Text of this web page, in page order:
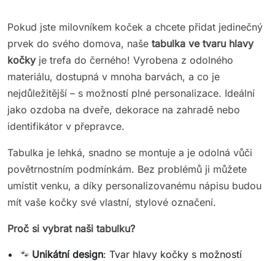
Pokud jste milovníkem koček a chcete přidat jedinečný
prvek do svého domova, naše tabulka ve tvaru hlavy
kočky je trefa do černého! Vyrobena z odolného
materiálu, dostupná v mnoha barvách, a co je
nejdůležitější – s možností plné personalizace. Ideální
jako ozdoba na dveře, dekorace na zahradě nebo
identifikátor v přepravce.
Tabulka je lehká, snadno se montuje a je odolná vůči
povětrnostním podmínkám. Bez problémů ji můžete
umístit venku, a díky personalizovanému nápisu budou
mít vaše kočky své vlastní, stylové označení.
Proč si vybrat naši tabulku?
🐾 Unikátní design: Tvar hlavy kočky s možností